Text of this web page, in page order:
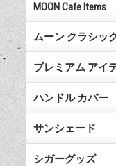
MOON Cafe Items
ムーン クラシッ
プレミアム アイ
ハンドル カバー
サンシェード
シガーグッズ